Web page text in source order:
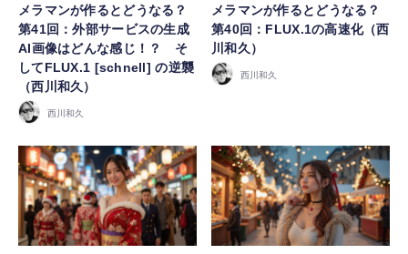
メラマンが作るとどうなる？
第41回：外部サービスの生成
AI画像はどんな感じ！？ そ
してFLUX.1 [schnell] の逆襲
（西川和久）
西川和久
メラマンが作るとどうなる？
第40回：FLUX.1の高速化（西
川和久）
西川和久